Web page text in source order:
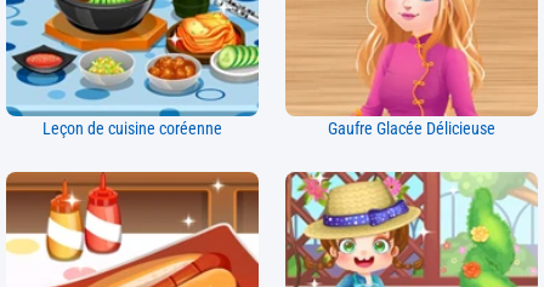
Leçon de cuisine coréenne Gaufre Glacée Délicieuse